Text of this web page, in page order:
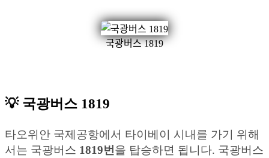
국광버스 1819
💡 국광버스 1819
타오위안 국제공항에서 타이베이 시내를 가기 위해
서는 국광버스 1819번 을 탑승하면 됩니다. 국광버스